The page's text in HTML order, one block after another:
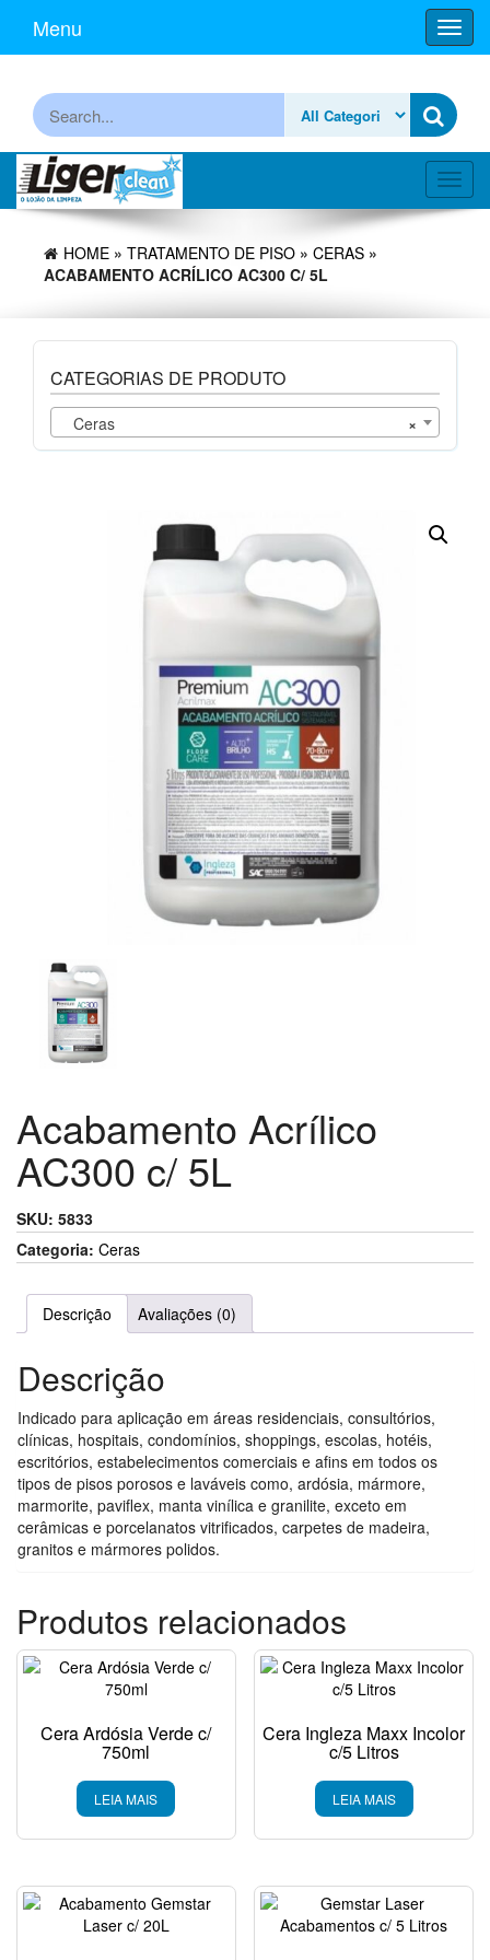
the
Menu
HOME » TRATAMENTO DE PISO » CERAS »
ACABAMENTO ACRÍLICO AC300 C/ 5L
CATEGORIAS DE PRODUTO
×
Ceras
Acabamento Acrílico
AC300 c/ 5L
SKU: 5833
Categoria: Ceras
Descrição Avaliações (0)
Descrição
Indicado para aplicação em áreas residenciais, consultórios,
clínicas, hospitais, condomínios, shoppings, escolas, hotéis,
escritórios, estabelecimentos comerciais e afins em todos os
tipos de pisos porosos e laváveis como, ardósia, mármore,
marmorite, paviflex, manta vinílica e granilite, exceto em
cerâmicas e porcelanatos vitrificados, carpetes de madeira,
granitos e mármores polidos.
Produtos relacionados
Cera Ardósia Verde c/
750ml
LEIA MAIS
Cera Ingleza Maxx Incolor
c/5 Litros
LEIA MAIS